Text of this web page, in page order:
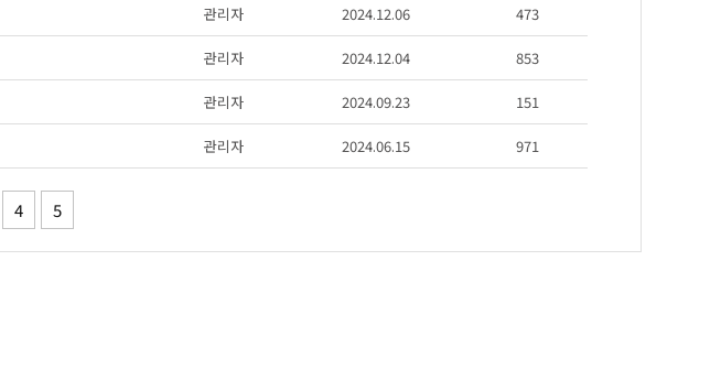
관리자 2024.12.06 473
관리자 2024.12.04 853
관리자 2024.09.23 151
관리자 2024.06.15 971
4 5